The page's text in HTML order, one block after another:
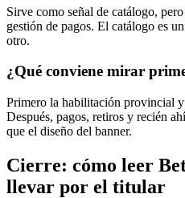
Sirve como señal de catálogo,
gestión de pagos. El catálogo es
otro.
¿Qué conviene mirar
Primero la habilitación provincial
Después, pagos, retiros y recién
que el diseño del banner.
Cierre: cómo leer
llevar por el titular